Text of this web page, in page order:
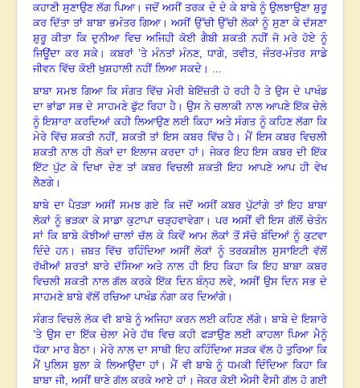
ਕਹਾਣੀ ਸੁਣਾਉਣ ਲੱਗ ਪਿਆ। ਜਦੋਂ ਅਸੀਂ ਤਰਕ ਦੇ ਦੇ ਕੇ ਬਾਬੇ ਨੂੰ ਉਲਝਾਉਣਾ ਸ਼ੁਰੂ
ਕਰ ਦਿੱਤਾ ਤਾਂ ਬਾਬਾ ਭਮੰਤਰ ਗਿਆ। ਅਸੀਂ ਉੱਚੀ ਉੱਚੀ ਲੋਕਾਂ ਨੂੰ ਸੁਣਾ ਕੇ ਦੱਸਣਾ
ਸ਼ੁਰੂ ਕੀਤਾ ਕਿ ਦੁਨੀਆ ਵਿਚ ਅਜਿਹੀ ਕੋਈ ਗੈਬੀ ਸ਼ਕਤੀ ਨਹੀਂ ਜੋ ਮਰੇ ਹੋਏ ਨੂੰ
ਜਿਊਂਦਾ ਕਰ ਸਕੇ। ਕਬਰਾਂ ’ਤੇ ਮੰਨਤਾਂ ਮੰਨਣ,ਧਾਗੇ,ਤਵੀਤ,ਜੰਤਰ-ਮੰਤਰ ਸਾਡੇ
ਜੀਵਨ ਵਿੱਚ ਕੋਈ ਖੁਸ਼ਹਾਲੀ ਨਹੀਂ ਲਿਆ ਸਕਦੇ। ...
ਬਾਬਾ ਸਮਝ ਗਿਆ ਕਿ ਸੰਗਤ ਵਿੱਚ ਮੇਰੀ ਬੇਇੱਜ਼ਤੀ ਹੋ ਰਹੀ ਹੈ ਤੇ ਉਸ ਦੇ ਪਾਖੰਡ
ਦਾ ਭਾਂਡਾ ਸਭ ਦੇ ਸਾਹਮਣੇ ਫੁੱਟ ਰਿਹਾ ਹੈ। ਉਸ ਨੇ ਚਲਾਕੀ ਨਾਲ ਆਪਣੇ ਇੱਕ ਚੇਲੇ
ਨੂੰ ਇਸ਼ਾਰਾ ਕਰਦਿਆਂ ਕਹੀ ਲਿਆਉਣ ਲਈ ਕਿਹਾ ਅਤੇ ਸੰਗਤ ਨੂੰ ਕਹਿਣ ਲੱਗਾ ਕਿ
ਮੇਰੇ ਵਿੱਚ ਸ਼ਕਤੀ ਨਹੀਂ, ਸ਼ਕਤੀ ਤਾਂ ਇਸ ਕਬਰ ਵਿੱਚ ਹੈ। ਮੈਂ ਇਸ ਕਬਰ ਵਿਚਲੀ
ਸ਼ਕਤੀ ਨਾਲ ਹੀ ਲੋਕਾਂ ਦਾ ਇਲਾਜ ਕਰਦਾ ਹਾਂ। ਜੇਕਰ ਇਹ ਇਸ ਕਬਰ ਦੀ ਇੱਕ
ਇੱਟ ਪੁੱਟ ਕੇ ਦਿਖਾ ਦੇਣ ਤਾਂ ਕਬਰ ਵਿਚਲੀ ਸ਼ਕਤੀ ਇਹ ਆਪਣੇ ਆਪ ਹੀ ਵੇਖ
ਲੈਣਗੇ।
ਬਾਬੇ ਦਾ ਪੈਤੜਾ ਅਸੀਂ ਸਮਝ ਗਏ ਕਿ ਜਦੋਂ ਅਸੀਂ ਕਬਰ ਪੁੱਟਾਂਗੇ ਤਾਂ ਇਹ ਬਾਬਾ
ਲੋਕਾਂ ਨੂੰ ਭੜਕਾ ਕੇ ਸਾਡਾ ਕੁਟਾਪਾ ਚੜ੍ਹਵਾਵੇਗਾ। ਪਰ ਅਸੀਂ ਵੀ ਇਸ ਗੱਲੋਂ ਚੇਤੰਨ
ਸਾਂ ਕਿ ਬਾਬੇ ਕੋਝੀਆਂ ਚਾਲਾਂ ਚੱਲ ਕੇ ਕਿਵੇਂ ਆਮ ਲੋਕਾਂ ਤੋਂ ਸੱਚੇ ਬੰਦਿਆਂ ਨੂੰ ਕੁਟਵਾ
ਦਿੰਦੇ ਹਨ। ਜ਼ਬਤ ਵਿੱਚ ਰਹਿੰਦਿਆ ਅਸੀਂ ਲੋਕਾਂ ਨੂੰ ਤਰਕਸ਼ੀਲ ਸੁਸਾਇਟੀ ਵੱਲੋਂ
ਰੱਖੀਆਂ ਸ਼ਰਤਾਂ ਬਾਰੇ ਦੱਸਿਆ ਅਤੇ ਨਾਲ ਹੀ ਇਹ ਕਿਹਾ ਕਿ ਇਹ ਬਾਬਾ ਕਬਰ
ਵਿਚਲੀ ਸ਼ਕਤੀ ਨਾਲ ਗੱਲ ਕਰਕੇ ਇੱਕ ਦਿਨ ਬੰਨ੍ਹ ਲਵੇ, ਅਸੀਂ ਉਸ ਦਿਨ ਸਭ ਦੇ
ਸਾਹਮਣੇ ਬਾਬੇ ਵੱਲੋਂ ਰਚਿਆ ਪਾਖੰਡ ਨੰਗਾ ਕਰ ਦਿਆਂਗੇ।
ਸੰਗਤ ਵਿਚਲੇ ਲੋਕ ਵੀ ਬਾਬੇ ਨੂੰ ਅਜਿਹਾ ਕਰਨ ਲਈ ਕਹਿਣ ਲੱਗੇ। ਬਾਬੇ ਦੇ ਇਸ਼ਾਰੇ
’ਤੇ ਉਸ ਦਾ ਇੱਕ ਚੇਲਾ ਮੇਰੇ ਹੱਥ ਵਿਚ ਕਹੀ ਫੜਾਉਣ ਲਈ ਕਾਹਲਾ ਪਿਆ ਮੈਨੂੰ
ਧੱਕਾ ਮਾਰ ਬੈਠਾ। ਮੇਰੇ ਨਾਲ ਦਾ ਸਾਥੀ ਇਹ ਕਹਿੰਦਿਆ ਸੜਕ ਵੱਲ ਹੋ ਤੁਰਿਆ ਕਿ
ਮੈਂ ਪੁਲਿਸ ਬੁਲਾ ਕੇ ਲਿਆਉਂਦਾ ਹਾਂ। ਮੈਂ ਵੀ ਬਾਬੇ ਨੂੰ ਧਮਕੀ ਦਿੰਦਿਆ ਕਿਹਾ ਕਿ
ਬਾਬਾ ਜੀ, ਅਸੀਂ ਥਾਣੇ ਗੱਲ ਕਰਕੇ ਆਏ ਹਾਂ । ਜੇਕਰ ਕੋਈ ਐਸੀ ਵੈਸੀ ਗੱਲ ਹੋ ਗਈ